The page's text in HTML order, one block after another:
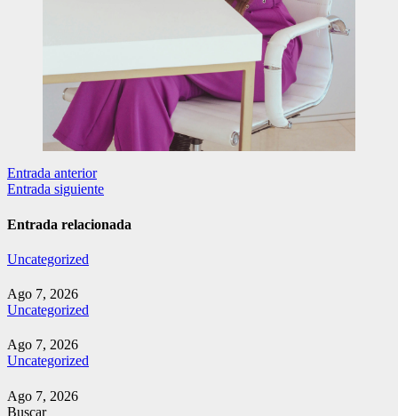
Navegación
de
entradas
Entrada anterior
Entrada siguiente
Entrada relacionada
Uncategorized
Ago 7, 2026
Uncategorized
Ago 7, 2026
Uncategorized
Ago 7, 2026
Buscar